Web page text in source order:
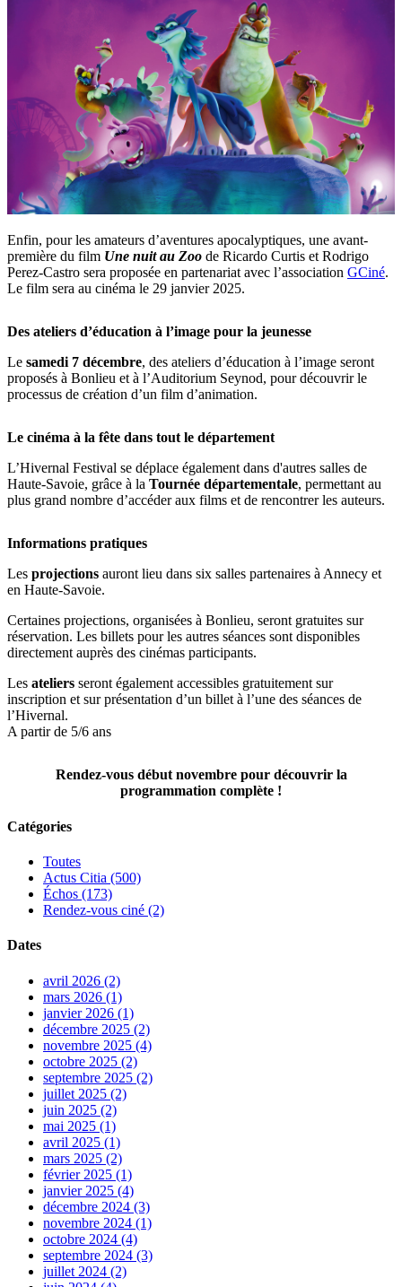
Enfin, pour les amateurs d’aventures apocalyptiques, une avant-
première du film Une nuit au Zoo de Ricardo Curtis et Rodrigo
Perez-Castro sera proposée en partenariat avec l’association GCiné.
Le film sera au cinéma le 29 janvier 2025.
Des ateliers d’éducation à l’image pour la jeunesse
Le samedi 7 décembre, des ateliers d’éducation à l’image seront
proposés à Bonlieu et à l’Auditorium Seynod, pour découvrir le
processus de création d’un film d’animation.
Le cinéma à la fête dans tout le département
L’Hivernal Festival se déplace également dans d'autres salles de
Haute-Savoie, grâce à la Tournée départementale, permettant au
plus grand nombre d’accéder aux films et de rencontrer les auteurs.
Informations pratiques
Les projections auront lieu dans six salles partenaires à Annecy et
en Haute-Savoie.
Certaines projections, organisées à Bonlieu, seront gratuites sur
réservation. Les billets pour les autres séances sont disponibles
directement auprès des cinémas participants.
Les ateliers seront également accessibles gratuitement sur
inscription et sur présentation d’un billet à l’une des séances de
l’Hivernal.
A partir de 5/6 ans
Rendez-vous début novembre pour découvrir la
programmation complète !
Catégories
Toutes
Actus Citia (500)
Échos (173)
Rendez-vous ciné (2)
Dates
avril 2026 (2)
mars 2026 (1)
janvier 2026 (1)
décembre 2025 (2)
novembre 2025 (4)
octobre 2025 (2)
septembre 2025 (2)
juillet 2025 (2)
juin 2025 (2)
mai 2025 (1)
avril 2025 (1)
mars 2025 (2)
février 2025 (1)
janvier 2025 (4)
décembre 2024 (3)
novembre 2024 (1)
octobre 2024 (4)
septembre 2024 (3)
juillet 2024 (2)